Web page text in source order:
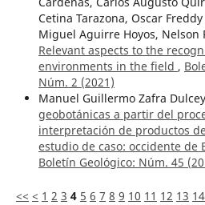
Cetina Tarazona, Oscar
Miguel Aguirre Hoyos, Nelson
Relevant aspects to the
environments in the field ,
Núm. 2 (2021)
Manuel Guillermo Zafra
geobotánicas a partir del
interpretación de productos
estudio de caso: occidente de
Boletín Geológico: Núm. 45
<< < 1 2 3 4 5 6 7 8 9 10 11 12 13 14